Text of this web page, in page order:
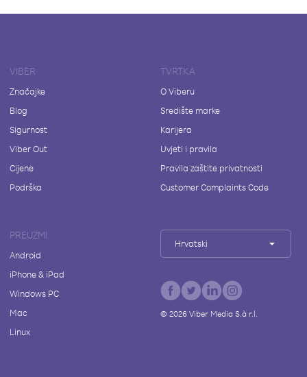
VIBER
Značajke
Blog
Sigurnost
Viber Out
Cijene
Podrška
TVRTKA
O Viberu
Središte marke
Karijera
Uvjeti i pravila
Pravila zaštite privatnosti
Customer Complaints Code
PREUZMI
Android
iPhone & iPad
Windows PC
Mac
Linux
Hrvatski
© 2026Viber Media S.à r.l.